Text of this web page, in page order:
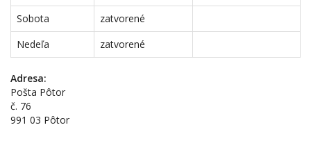
Sobota
zatvorené
Nedeľa
zatvorené
Adresa:
Pošta Pôtor
č. 76
991 03 Pôtor